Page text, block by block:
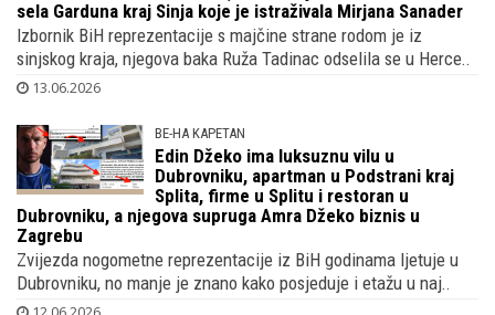
Rođake Sergeja Barbareza s majčine
strane odlikovao je 2026. predsjednik
Milanović, baka mu je bila časna sestra iz
sela Garduna kraj Sinja koje je istraživala Mirjana Sanader
Izbornik BiH reprezentacije s majčine strane rodom je iz
sinjskog kraja, njegova baka Ruža Tadinac odselila se u Herce..
13.06.2026
BE-HA KAPETAN
Edin Džeko ima luksuznu vilu u
Splita, firme u Splitu i restoran u
Dubrovniku, a njegova supruga Amra Džeko biznis u
Zagrebu